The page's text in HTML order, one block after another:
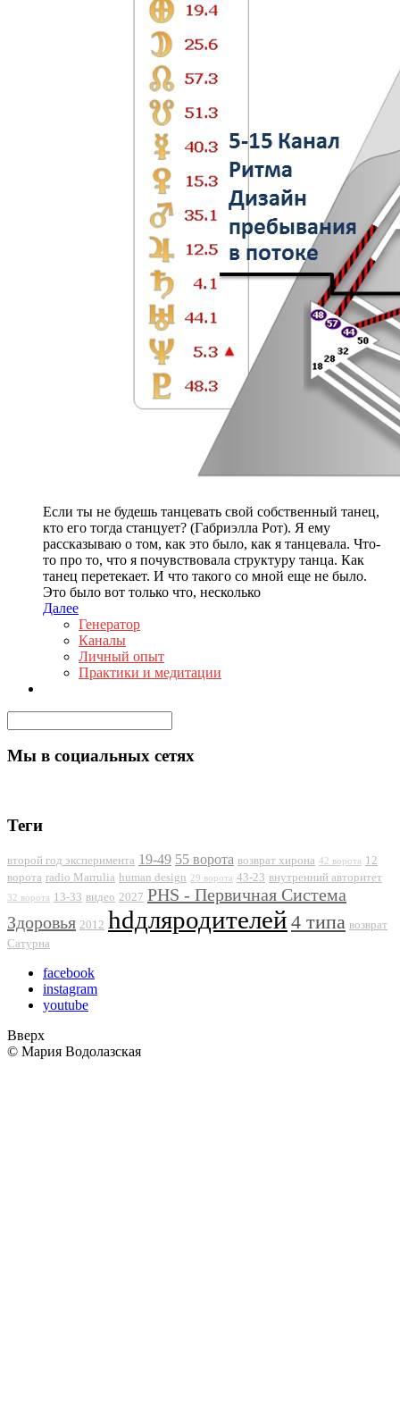
Если ты не будешь танцевать свой собственный танец,
кто его тогда станцует? (Габриэлла Рот). Я ему
рассказываю о том, как это было, как я танцевала. Что-
то про то, что я почувствовала структуру танца. Как
танец перетекает. И что такого со мной еще не было.
Это было вот только что, несколько
Далее
Генератор
Каналы
Личный опыт
Практики и медитации
Мы в социальных сетях
Теги
второй год эксперимента 19-49 55 ворота возврат хирона 42 ворота 12
ворота radio Marrulia human design 29 ворота 43-23 внутренний авторитет
32 ворота 13-33 видео 2027 PHS - Первичная Система
Здоровья 2012 hdдляродителей 4 типа возврат
Сатурна
facebook
instagram
youtube
Вверх
© Мария Водолазская